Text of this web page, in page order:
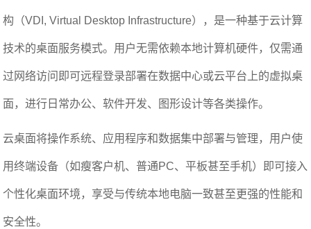
构（VDI, Virtual Desktop Infrastructure），是一种基于云计算
技术的桌面服务模式。用户无需依赖本地计算机硬件，仅需通
过网络访问即可远程登录部署在数据中心或云平台上的虚拟桌
面，进行日常办公、软件开发、图形设计等各类操作。
云桌面将操作系统、应用程序和数据集中部署与管理，用户使
用终端设备（如瘦客户机、普通PC、平板甚至手机）即可接入
个性化桌面环境，享受与传统本地电脑一致甚至更强的性能和
安全性。